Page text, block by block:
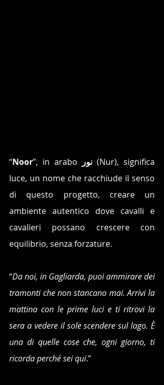
“Noor”, in arabo نور (Nur), significa
luce, un nome che racchiude il senso
di questo progetto, creare un
ambiente autentico dove cavalli e
cavalieri possano crescere con
equilibrio, senza forzature.
“Da noi, in Gagliarda, puoi ammirare dei
tramonti che non stancano mai. Arrivi la
mattina con le prime luci e ti ritrovi la
sera a vedere il sole scendere sul lago. È
una di quelle cose che, ogni giorno, ti
ricorda perché sei qui.”